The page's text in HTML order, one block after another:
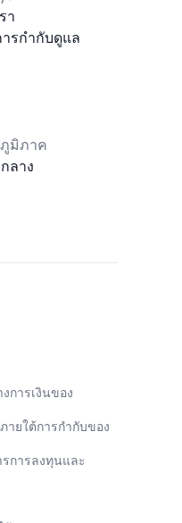
า
รกำกับดูแล
มิภาค
ลาง
การเงินของ
ายใต้การกำกับของ
รการลงทุนและ